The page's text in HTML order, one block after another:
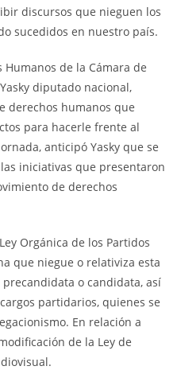
discursos que nieguen los
sucedidos en nuestro país.
Humanos de la Cámara de
diputado nacional,
derechos humanos que
para hacerle frente al
anticipó Yasky que se
iniciativas que presentaron
de derechos
Orgánica de los Partidos
que niegue o relativiza esta
o candidata, así
partidarios, quienes se
En relación a
de la Ley de